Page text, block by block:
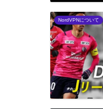
NordVPNについて